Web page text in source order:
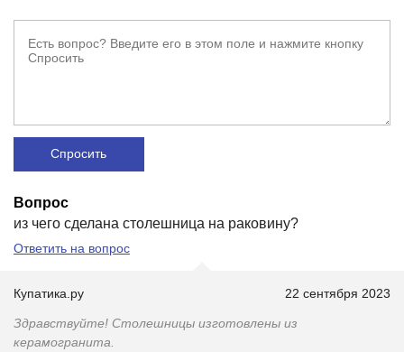
Спросить
Вопрос
из чего сделана столешница на раковину?
Ответить на вопрос
Купатика.ру 22 сентября 2023
Здравствуйте! Столешницы изготовлены из
керамогранита.